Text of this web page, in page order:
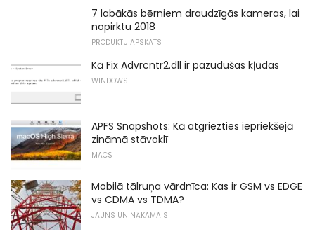
7 labākās bērniem draudzīgās kameras, lai
nopirktu 2018
PRODUKTU APSKATS
Kā Fix Advrcntr2.dll ir pazudušas kļūdas
WINDOWS
APFS Snapshots: Kā atgriezties iepriekšējā
zināmā stāvoklī
MACS
Mobilā tālruņa vārdnīca: Kas ir GSM vs EDGE
vs CDMA vs TDMA?
JAUNS UN NĀKAMAIS